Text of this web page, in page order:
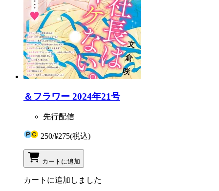
＆フラワー 2024年21号
先行配信
250/¥275(税込)
カートに追加
カートに追加しました